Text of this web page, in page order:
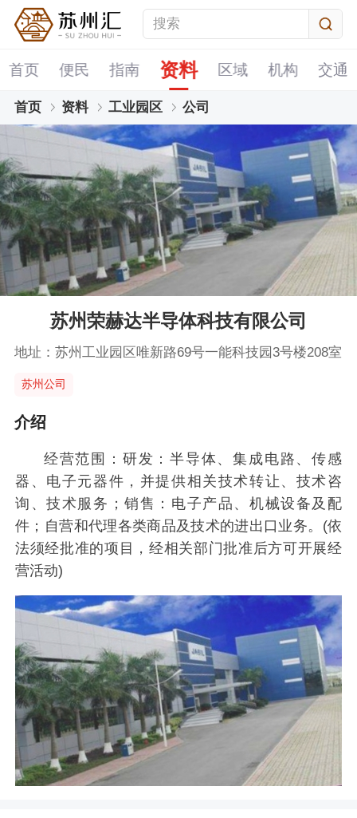
首页 便民 指南 资料 区域 机构 交通
首页 资料 工业园区 公司
苏州荣赫达半导体科技有限公司
地址：苏州工业园区唯新路69号一能科技园3号楼208室
苏州公司
介绍
经营范围：研发：半导体、集成电路、传感
器、电子元器件，并提供相关技术转让、技术咨
询、技术服务；销售：电子产品、机械设备及配
件；自营和代理各类商品及技术的进出口业务。(依
法须经批准的项目，经相关部门批准后方可开展经
营活动)